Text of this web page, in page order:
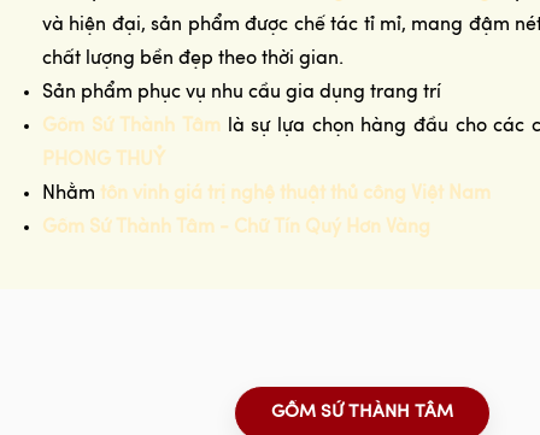
Tại sao nên sử dụng bình đựng sữa tắm để
Khi tìm hiểu về lý do vì sao bạn nên sử dụngbình đựng
thấy rằng bình gốm sứ có khả năng giữ nhiệt tốt hơn so
và hiện đại, sản phẩm được chế tác tỉ mỉ, mang đậm
chất lượng bền đẹp theo thời gian.
Sản phẩm phục vụ nhu cầu gia dụng trang trí
Gốm Sứ Thành Tâm là sự lựa chọn hàng đầu cho các
PHONG THUỶ
Nhằm tôn vinh giá trị nghệ thuật thủ công Việt Nam
Gốm Sứ Thành Tâm - Chữ Tín Quý Hơn Vàng
GỐM SỨ THÀNH TÂM